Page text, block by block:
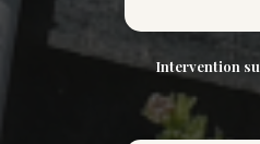
Intervention